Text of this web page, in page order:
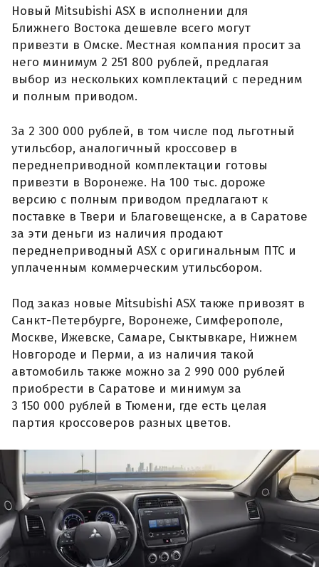
Новый Mitsubishi ASX в исполнении для
Ближнего Востока дешевле всего могут
привезти в Омске. Местная компания просит за
него минимум 2 251 800 рублей, предлагая
выбор из нескольких комплектаций с передним
и полным приводом.
За 2 300 000 рублей, в том числе под льготный
утильсбор, аналогичный кроссовер в
переднеприводной комплектации готовы
привезти в Воронеже. На 100 тыс. дороже
версию с полным приводом предлагают к
поставке в Твери и Благовещенске, а в Саратове
за эти деньги из наличия продают
переднеприводный ASX с оригинальным ПТС и
уплаченным коммерческим утильсбором.
Под заказ новые Mitsubishi ASX также привозят в
Санкт-Петербурге, Воронеже, Симферополе,
Москве, Ижевске, Самаре, Сыктывкаре, Нижнем
Новгороде и Перми, а из наличия такой
автомобиль также можно за 2 990 000 рублей
приобрести в Саратове и минимум за
3 150 000 рублей в Тюмени, где есть целая
партия кроссоверов разных цветов.